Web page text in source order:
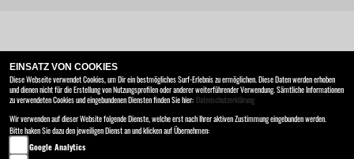
HOME NEUFAHRZEUGE MOTORRADVERLEIH
SERVICE
RIDE ORANGE
UNTERNEHMEN
Rechengasse 25 , 2630 Ternitz / Rohrbach
EINSATZ VON COOKIES
Diese Webseite verwendet Cookies, um Dir ein bestmögliches Surf-Erlebnis zu ermöglichen. Diese Daten werden erhoben
und dienen nicht für die Erstellung von Nutzungsprofilen oder anderer weiterführender Verwendung. Sämtliche Informationen
zu verwendeten Cookies und eingebundenen Diensten finden Sie hier: Datenschutzerklärung
Wir verwenden auf dieser Website folgende Dienste, welche erst nach Ihrer aktiven Zustimmung eingebunden werden.
Bitte haken Sie dazu den jeweiligen Dienst an und klicken auf Übernehmen:
Google Analytics